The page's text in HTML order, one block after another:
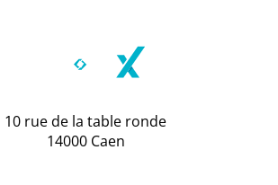
10 rue de la table ronde
14000 Caen